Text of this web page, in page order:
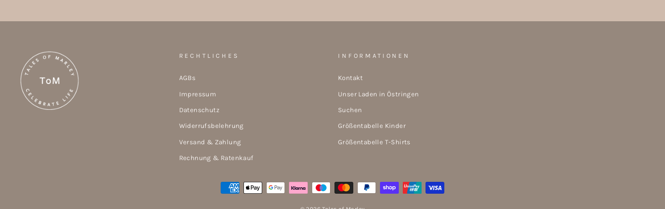
RECHTLICHES
AGBs
Impressum
Datenschutz
Widerrufsbelehrung
Versand & Zahlung
Rechnung & Ratenkauf
INFORMATIONEN
Kontakt
Unser Laden in Östringen
Suchen
Größentabelle Kinder
Größentabelle T-Shirts